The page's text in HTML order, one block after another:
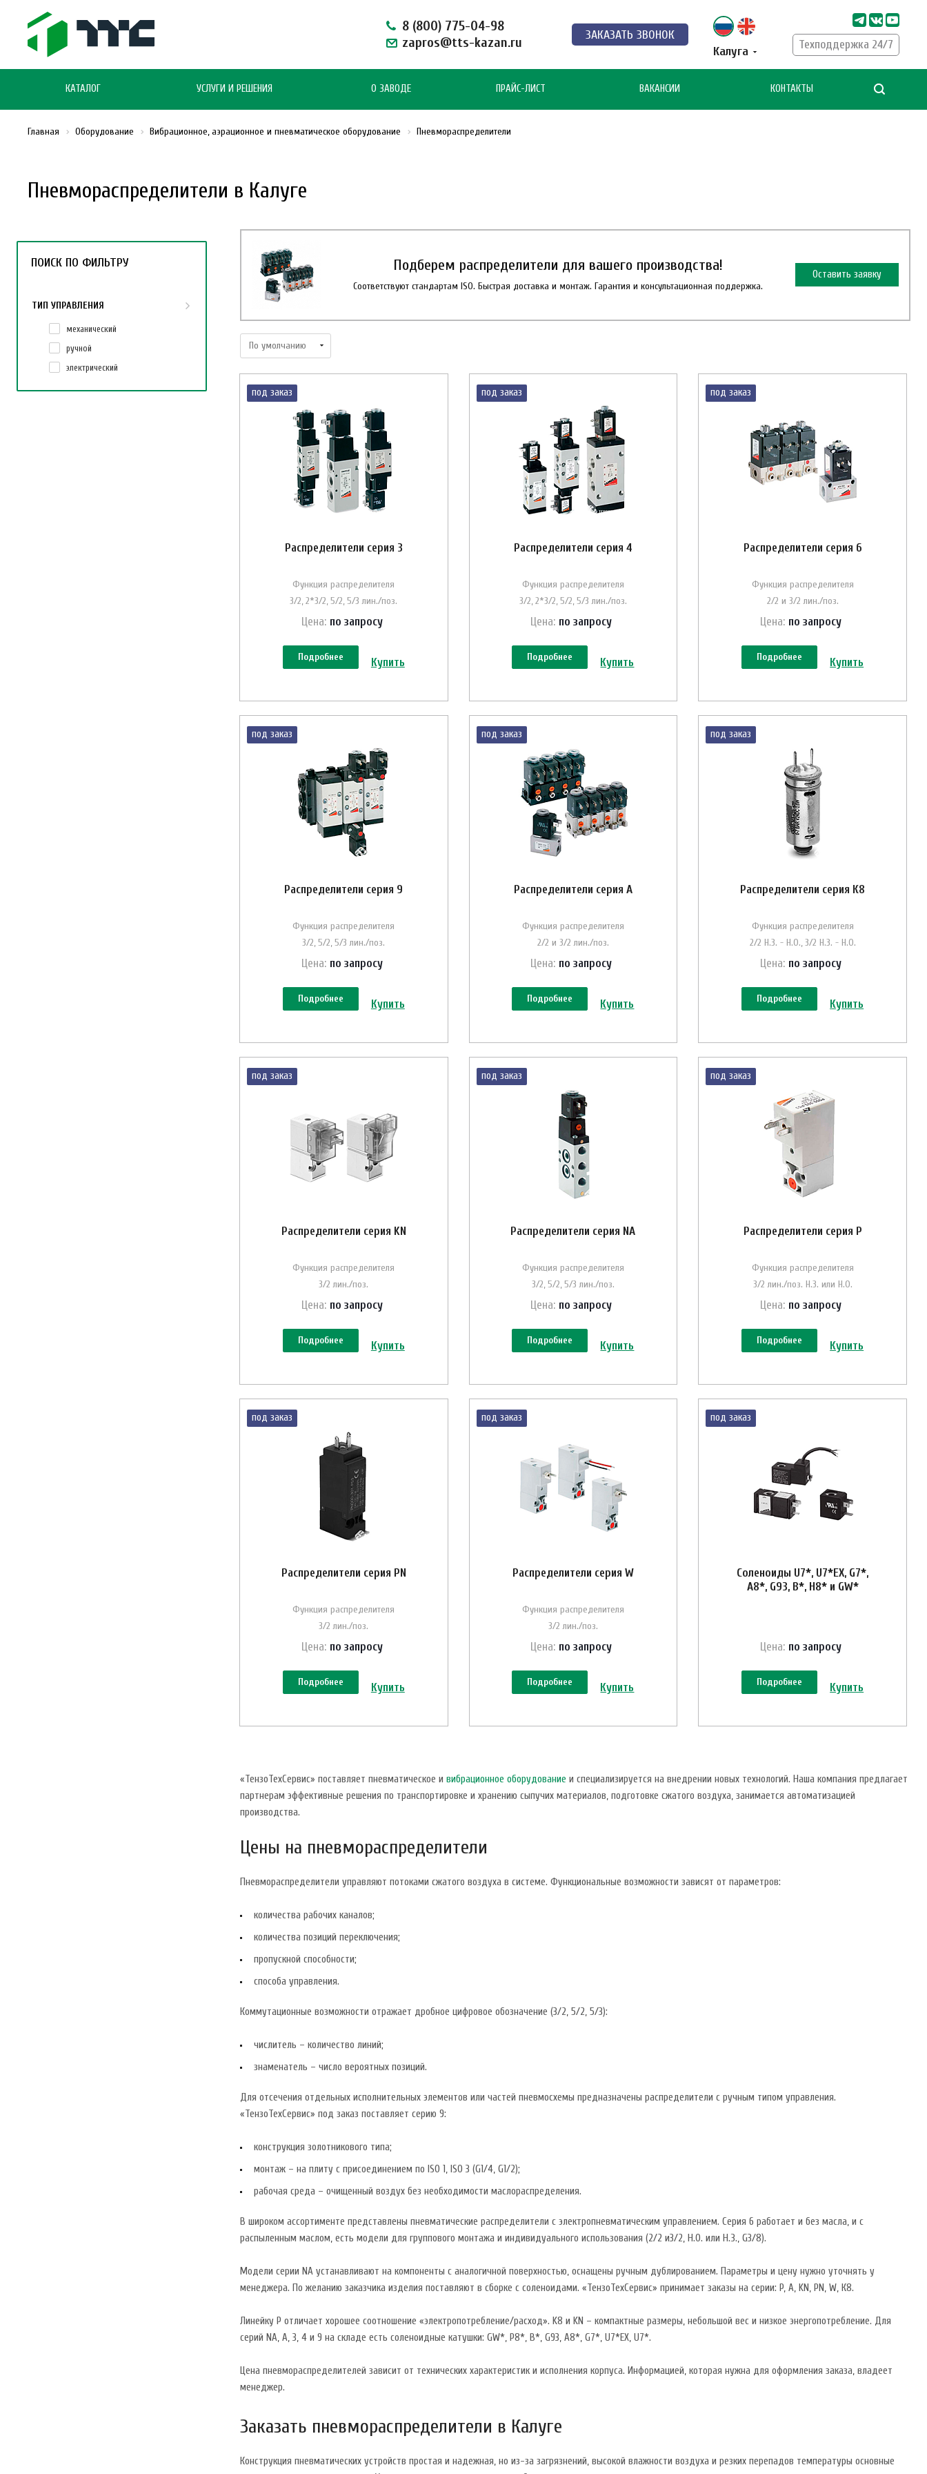
8 (800) 775-04-98
zapros@tts-kazan.ru
ЗАКАЗАТЬ ЗВОНОК
Калуга
Техподдержка 24/7
КАТАЛОГ УСЛУГИ И РЕШЕНИЯ О ЗАВОДЕ ПРАЙС-ЛИСТ ВАКАНСИИ КОНТАКТЫ
Пневмораспределители в Калуге
Главная Оборудование Вибрационное, аэрационное и пневматическое оборудование Пневмораспределители
Подберем распределители для вашего производства!
Соответствуют стандартам ISO. Быстрая доставка и монтаж. Гарантия и консультационная поддержка.
Оставить заявку
под заказ
Распределители серия 3
Функция распределителя
3/2, 2*3/2, 5/2, 5/3 лин./поз.
Цена: по запросу
Подробнее Купить
под заказ
Распределители серия 4
Функция распределителя
3/2, 2*3/2, 5/2, 5/3 лин./поз.
Цена: по запросу
Подробнее Купить
под заказ
Распределители серия 6
Функция распределителя
2/2 и 3/2 лин./поз.
Цена: по запросу
Подробнее Купить
под заказ
Распределители серия 9
Функция распределителя
3/2, 5/2, 5/3 лин./поз.
Цена: по запросу
Подробнее Купить
под заказ
Распределители серия A
Функция распределителя
2/2 и 3/2 лин./поз.
Цена: по запросу
Подробнее Купить
под заказ
Распределители серия К8
Функция распределителя
2/2 Н.З. - Н.О., 3/2 Н.З. - Н.О.
Цена: по запросу
Подробнее Купить
под заказ
Распределители серия KN
Функция распределителя
3/2 лин./поз.
Цена: по запросу
Подробнее Купить
под заказ
Распределители серия NA
Функция распределителя
3/2, 5/2, 5/3 лин./поз.
Цена: по запросу
Подробнее Купить
под заказ
Распределители серия Р
Функция распределителя
3/2 лин./поз. Н.З. или Н.О.
Цена: по запросу
Подробнее Купить
под заказ
Распределители серия PN
Функция распределителя
3/2 лин./поз.
Цена: по запросу
Подробнее Купить
под заказ
Распределители серия W
Функция распределителя
3/2 лин./поз.
Цена: по запросу
Подробнее Купить
под заказ
Соленоиды U7*, U7*EX, G7*,
A8*, G93, B*, H8* и GW*
Цена: по запросу
Подробнее Купить
«ТензоТехСервис» поставляет пневматическое и вибрационное оборудование и специализируется на внедрении новых технологий. Наша компания предлагает
партнерам эффективные решения по транспортировке и хранению сыпучих материалов, подготовке сжатого воздуха, занимается автоматизацией
производства.
Цены на пневмораспределители
Пневмораспределители управляют потоками сжатого воздуха в системе. Функциональные возможности зависят от параметров:
количества рабочих каналов;
количества позиций переключения;
пропускной способности;
способа управления.
Коммутационные возможности отражает дробное цифровое обозначение (3/2, 5/2, 5/3):
числитель – количество линий;
знаменатель – число вероятных позиций.
Для отсечения отдельных исполнительных элементов или частей пневмосхемы предназначены распределители с ручным типом управления.
«ТензоТехСервис» под заказ поставляет серию 9:
конструкция золотникового типа;
монтаж – на плиту с присоединением по ISO 1, ISO 3 (G1/4, G1/2);
рабочая среда – очищенный воздух без необходимости маслораспределения.
В широком ассортименте представлены пневматические распределители с электропневматическим управлением. Серия 6 работает и без масла, и с
распыленным маслом, есть модели для группового монтажа и индивидуального использования (2/2 и3/2, Н.О. или Н.З., G3/8).
Модели серии NA устанавливают на компоненты с аналогичной поверхностью, оснащены ручным дублированием. Параметры и цену нужно уточнять у
менеджера. По желанию заказчика изделия поставляют в сборке с соленоидами. «ТензоТехСервис» принимает заказы на серии: P, A, KN, PN, W, К8.
Линейку P отличает хорошее соотношение «электропотребление/расход». K8 и KN – компактные размеры, небольшой вес и низкое энергопотребление. Для
серий NA, A, 3, 4 и 9 на складе есть соленоидные катушки: GW*, Р8*, B*, G93, A8*, G7*, U7*EX, U7*.
Цена пневмораспределителей зависит от технических характеристик и исполнения корпуса. Информацией, которая нужна для оформления заказа, владеет
менеджер.
Заказать пневмораспределители в Калуге
Конструкция пневматических устройств простая и надежная, но из-за загрязнений, высокой влажности воздуха и резких перепадов температуры основные
ПОИСК ПО ФИЛЬТРУ
ТИП УПРАВЛЕНИЯ
механический
ручной
электрический